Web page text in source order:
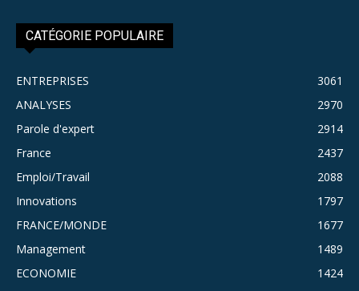
CATÉGORIE POPULAIRE
ENTREPRISES
3061
ANALYSES
2970
Parole d'expert
2914
France
2437
Emploi/Travail
2088
Innovations
1797
FRANCE/MONDE
1677
Management
1489
ECONOMIE
1424